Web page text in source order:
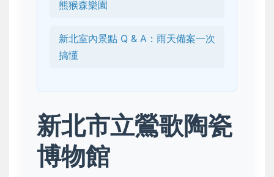
熊猴森樂園
新北室內景點 Q & A：雨天備案一次
搞懂
新北市立鶯歌陶瓷
博物館